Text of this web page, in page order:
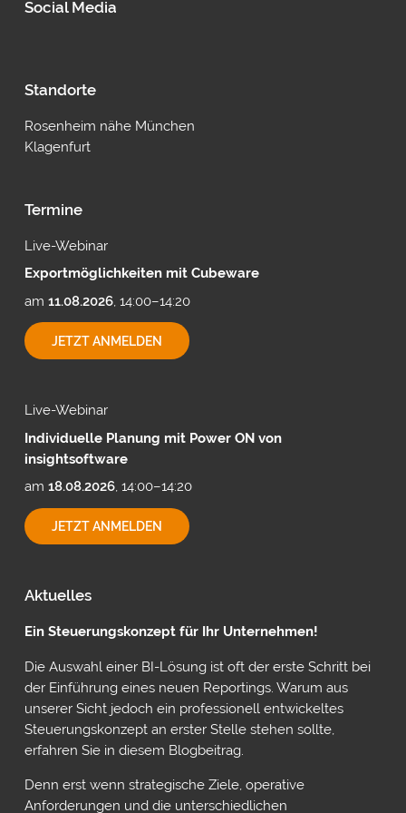
Social Media
Standorte
Rosenheim nähe München
Klagenfurt
Termine
Live-Webinar
Exportmöglichkeiten mit Cubeware
am 11.08.2026, 14:00–14:20
JETZT ANMELDENEXPORTMÖGLICHKEITEN
MIT
Live-Webinar
Individuelle Planung mit Power ON von
insightsoftware
am 18.08.2026, 14:00–14:20
JETZT ANMELDENINDIVIDUELLE
PLANUNG
Aktuelles
Ein Steuerungskonzept für Ihr Unternehmen!
Die Auswahl einer BI-Lösung ist oft der erste Schritt bei
der Einführung eines neuen Reportings. Warum aus
unserer Sicht jedoch ein professionell entwickeltes
Steuerungskonzept an erster Stelle stehen sollte,
erfahren Sie in diesem Blogbeitrag.
Denn erst wenn strategische Ziele, operative
Anforderungen und die unterschiedlichen